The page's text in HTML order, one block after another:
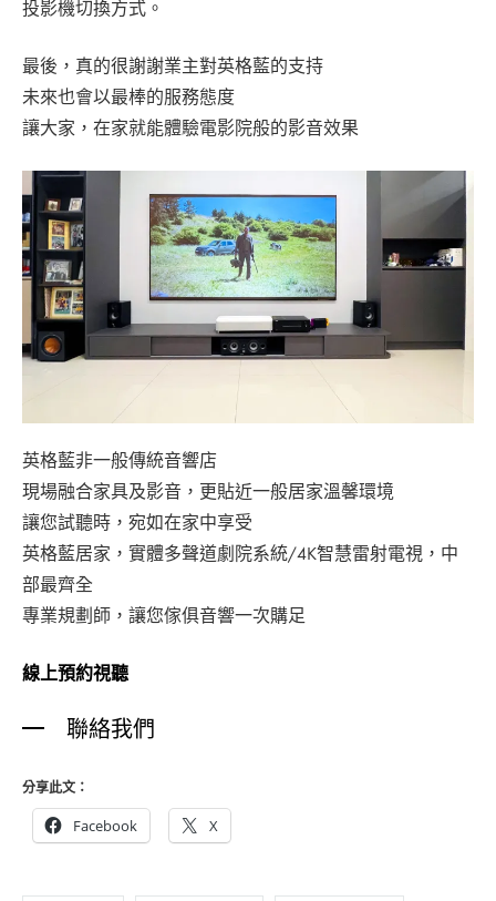
投影機切換方式。
最後，真的很謝謝業主對英格藍的支持
未來也會以最棒的服務態度
讓大家，在家就能體驗電影院般的影音效果
英格藍非一般傳統音響店
現場融合家具及影音，更貼近一般居家溫馨環境
讓您試聽時，宛如在家中享受
英格藍居家，實體多聲道劇院系統/4K智慧雷射電視，中
部最齊全
專業規劃師，讓您傢俱音響一次購足
線上預約視聽
聯絡我們
分享此文：
Facebook X